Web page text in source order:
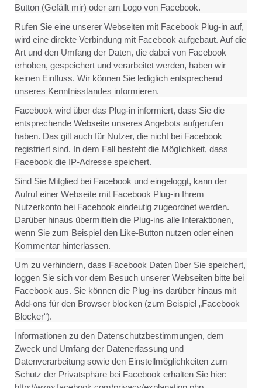
Button (Gefällt mir) oder am Logo von Facebook.
Rufen Sie eine unserer Webseiten mit Facebook Plug-in auf,
wird eine direkte Verbindung mit Facebook aufgebaut. Auf die
Art und den Umfang der Daten, die dabei von Facebook
erhoben, gespeichert und verarbeitet werden, haben wir
keinen Einfluss. Wir können Sie lediglich entsprechend
unseres Kenntnisstandes informieren.
Facebook wird über das Plug-in informiert, dass Sie die
entsprechende Webseite unseres Angebots aufgerufen
haben. Das gilt auch für Nutzer, die nicht bei Facebook
registriert sind. In dem Fall besteht die Möglichkeit, dass
Facebook die IP-Adresse speichert.
Sind Sie Mitglied bei Facebook und eingeloggt, kann der
Aufruf einer Webseite mit Facebook Plug-in Ihrem
Nutzerkonto bei Facebook eindeutig zugeordnet werden.
Darüber hinaus übermitteln die Plug-ins alle Interaktionen,
wenn Sie zum Beispiel den Like-Button nutzen oder einen
Kommentar hinterlassen.
Um zu verhindern, dass Facebook Daten über Sie speichert,
loggen Sie sich vor dem Besuch unserer Webseiten bitte bei
Facebook aus. Sie können die Plug-ins darüber hinaus mit
Add-ons für den Browser blocken (zum Beispiel „Facebook
Blocker“).
Informationen zu den Datenschutzbestimmungen, dem
Zweck und Umfang der Datenerfassung und
Datenverarbeitung sowie den Einstellmöglichkeiten zum
Schutz der Privatsphäre bei Facebook erhalten Sie hier: